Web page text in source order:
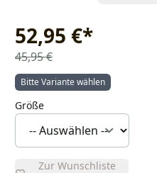
52,95 €*
45,95 €
Bitte Variante wählen
Größe
Zur Wunschliste